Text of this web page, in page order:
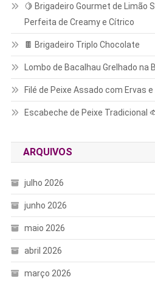
🍋 Brigadeiro Gourmet de Limão
Perfeita de Creamy e Cítrico
🍫 Brigadeiro Triplo Chocolate
Lombo de Bacalhau Grelhado na
Filé de Peixe Assado com Ervas
Escabeche de Peixe Tradicional
ARQUIVOS
julho 2026
junho 2026
maio 2026
abril 2026
março 2026